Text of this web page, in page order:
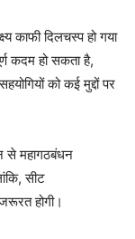
काफी दिलचस्प हो गया
कदम हो सकता है,
को कई मुद्दों पर
से महागठबंधन
सीट
होगी।